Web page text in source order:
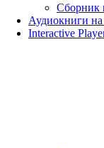
Сборник
Аудиокниги
Interactive